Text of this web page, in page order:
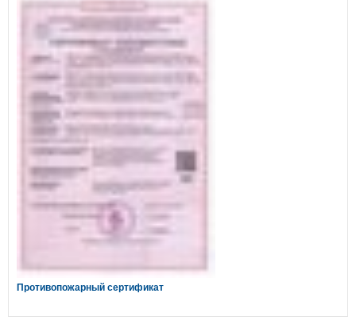
Противопожарный сертификат